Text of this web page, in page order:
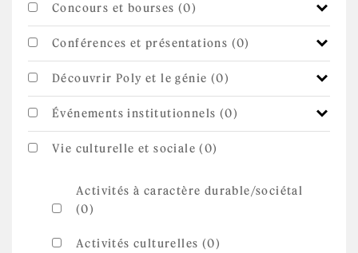
Concours et bourses (0)
Conférences et présentations (0)
Découvrir Poly et le génie (0)
Événements institutionnels (0)
Vie culturelle et sociale (0)
Activités à caractère durable/sociétal
(0)
Activités culturelles (0)